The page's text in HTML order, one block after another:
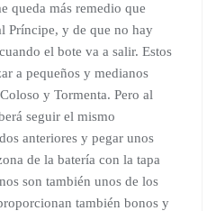
queda más remedio que
Príncipe, y de que no hay
el bote va a salir. Estos
a pequeños y medianos
y Tormenta. Pero al
seguir el mismo
anteriores y pegar unos
de la batería con la tapa
son también unos de los
también bonos y